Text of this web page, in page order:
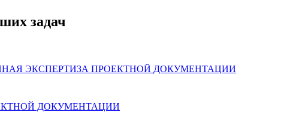
задач
ЭКСПЕРТИЗА ПРОЕКТНОЙ ДОКУМЕНТАЦИИ
ДОКУМЕНТАЦИИ